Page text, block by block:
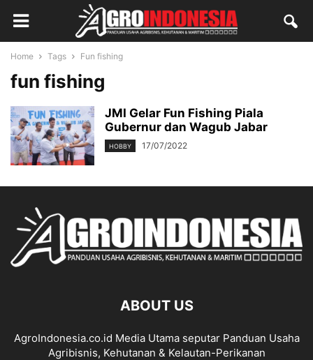
Home Tags Fun fishing
fun fishing
JMI Gelar Fun Fishing Piala
Gubernur dan Wagub Jabar
HOBBY 17/07/2022
ABOUT US
AgroIndonesia.co.id Media Utama seputar Panduan Usaha
Agribisnis, Kehutanan & Kelautan-Perikanan